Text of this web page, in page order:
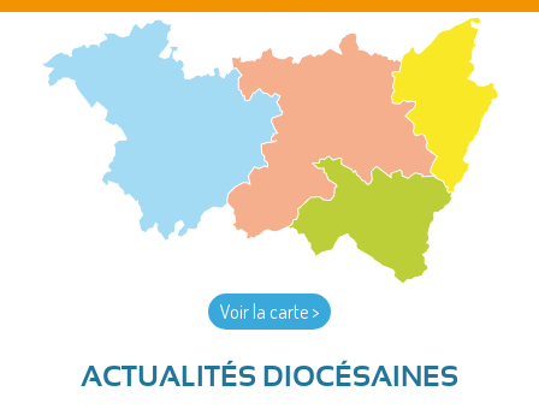
Voir la carte >
ACTUALITÉS DIOCÉSAINES